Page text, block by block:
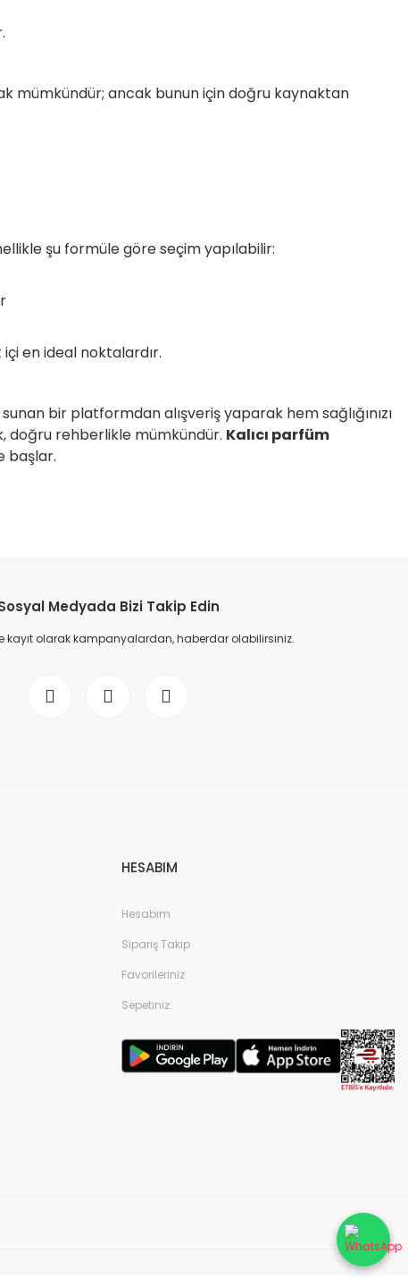
mümkündür; ancak bunun için doğru kaynaktan
şu formüle göre seçim yapılabilir:
en ideal noktalardır.
sunan bir platformdan alışveriş yaparak hem sağlığınızı
doğru rehberlikle mümkündür. Kalıcı parfüm
başlar.
Medyada Bizi Takip Edin
kayıt olarak kampanyalardan, haberdar olabilirsiniz.
HESABIM
Hesabım
Sipariş Takip
Favorileriniz
Sepetiniz